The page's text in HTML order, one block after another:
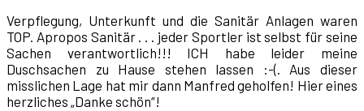
Verpflegung, Unterkunft und die Sanitär Anlagen waren
TOP. Apropos Sanitär . . . jeder Sportler ist selbst für seine
Sachen verantwortlich!!! ICH habe leider meine
Duschsachen zu Hause stehen lassen :-(. Aus dieser
misslichen Lage hat mir dann Manfred geholfen! Hier eines
herzliches „Danke schön“!